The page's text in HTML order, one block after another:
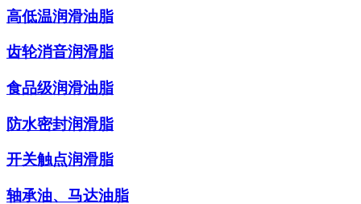
高低温润滑油脂
齿轮消音润滑脂
食品级润滑油脂
防水密封润滑脂
开关触点润滑脂
轴承油、马达油脂